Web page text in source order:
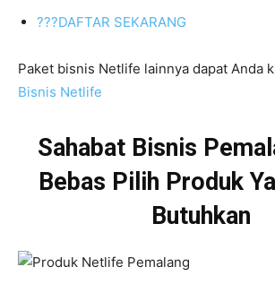
???DAFTAR SEKARANG
Paket bisnis Netlife lainnya dapat Anda
Bisnis Netlife
Sahabat Bisnis
Bebas Pilih Produk
Butuhkan